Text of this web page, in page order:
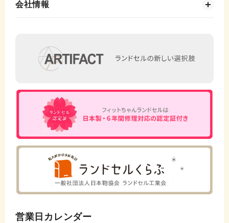
会社情報
営業日カレンダー